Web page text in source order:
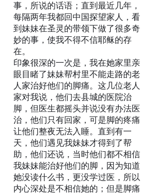
事，所说的话语；直到最近几年，
每隔两年我都回中国探望家人，看
到妹妹在圣灵的带领下做了很多奇
妙的事，使我不得不信耶稣的存
在。
印象很深的一次是，我在她家里亲
眼目睹了妹妹帮村里不能走路的老
人家治好他们的脚痛。这几位老人
家对我说，他们去县城的医院治
脚，但医生都摇头并说没有办法医
治，他们只有回家，可是脚的疼痛
让他们整夜无法入睡。直到有一
天，他们遇见我妹妹才得到了帮
助，他们还说，当时他们都不相信
我妹妹能治好他们的脚，因为知道
她没读什么书，更没学过医，所以
内心深处是不相信她的；但是脚痛